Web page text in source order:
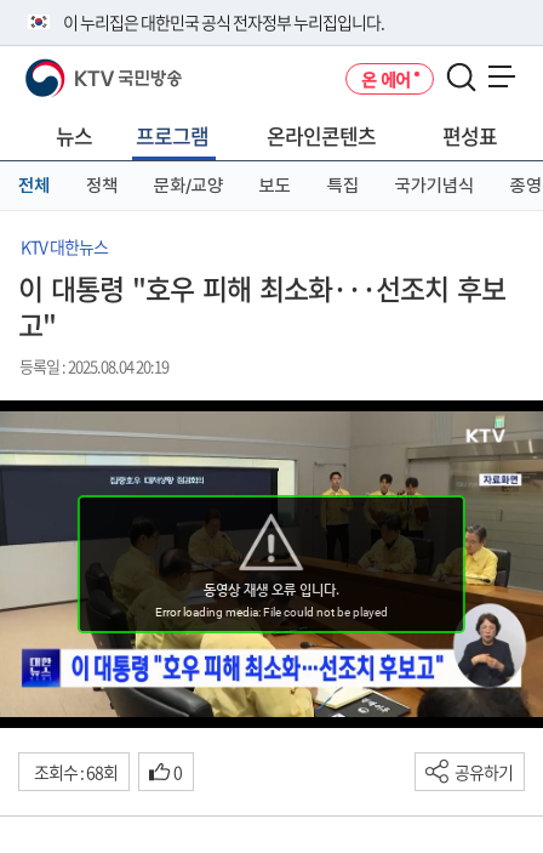
이 누리집은 대한민국 공식 전자정부 누리집입니다.
공식 누리집 주소 확인하기
니다.
이밖에 or.kr 또는 .kr등 다른 도메인 주소를 사용하고 있다면 아래 URL에
서 도메인 주소를 확인해 보세요
KTV 국민방송 온 에어
뉴스 프로그램 온라인콘텐츠 편성표
전체 정책 문화/교양 보도 특집 국가기념식 종영
KTV 대한뉴스
이 대통령 "호우 피해 최소화···선조치 후보
고"
등록일 : 2025.08.04 20:19
조회수 : 68회 0 공유하기